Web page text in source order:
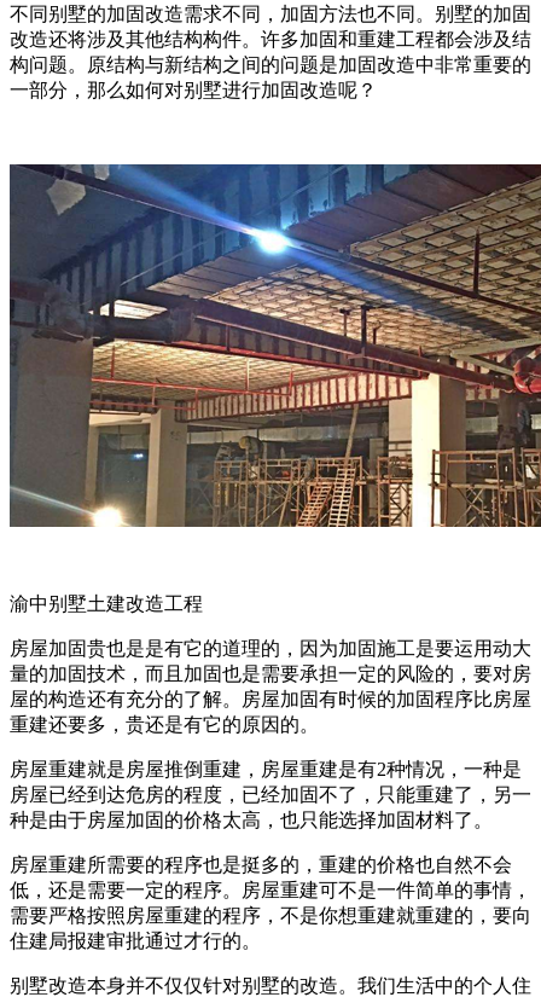
不同别墅的加固改造需求不同，加固方法也不同。别墅的加固
改造还将涉及其他结构构件。许多加固和重建工程都会涉及结
构问题。原结构与新结构之间的问题是加固改造中非常重要的
一部分，那么如何对别墅进行加固改造呢？
渝中别墅土建改造工程
房屋加固贵也是是有它的道理的，因为加固施工是要运用动大
量的加固技术，而且加固也是需要承担一定的风险的，要对房
屋的构造还有充分的了解。房屋加固有时候的加固程序比房屋
重建还要多，贵还是有它的原因的。
房屋重建就是房屋推倒重建，房屋重建是有2种情况，一种是
房屋已经到达危房的程度，已经加固不了，只能重建了，另一
种是由于房屋加固的价格太高，也只能选择加固材料了。
房屋重建所需要的程序也是挺多的，重建的价格也自然不会
低，还是需要一定的程序。房屋重建可不是一件简单的事情，
需要严格按照房屋重建的程序，不是你想重建就重建的，要向
住建局报建审批通过才行的。
别墅改造本身并不仅仅针对别墅的改造。我们生活中的个人住